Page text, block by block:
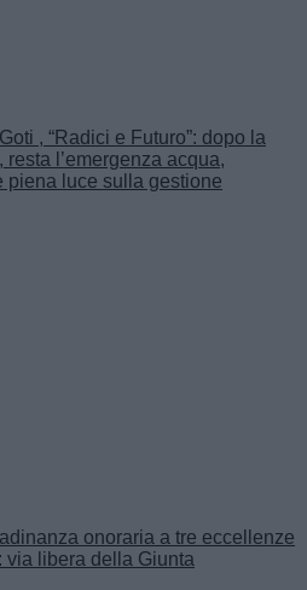
, “Radici e Futuro”: dopo la
resta l’emergenza acqua,
piena luce sulla gestione
onoraria a tre eccellenze
via libera della Giunta